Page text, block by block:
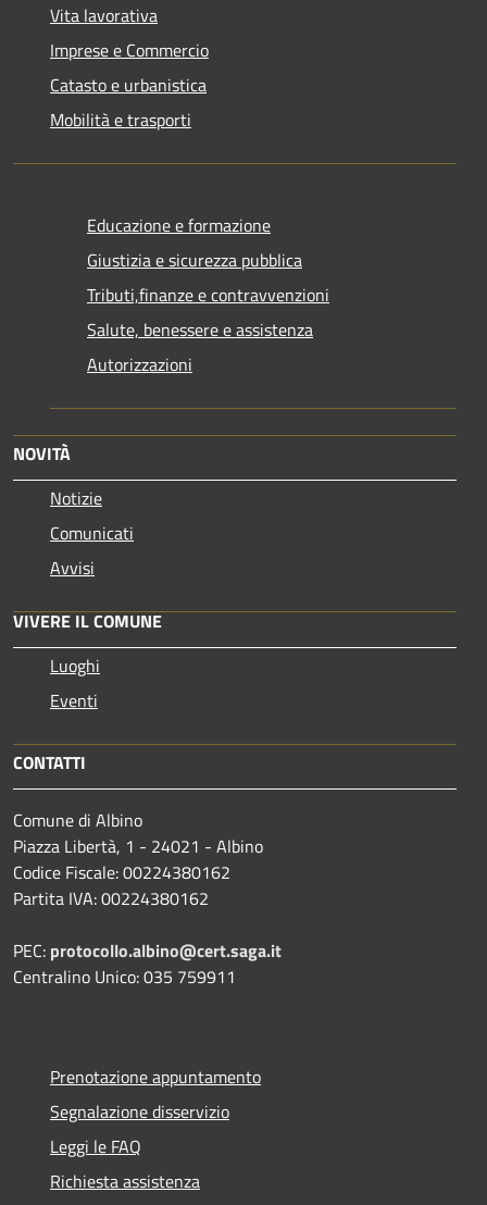
Vita lavorativa
Imprese e Commercio
Catasto e urbanistica
Mobilità e trasporti
Educazione e formazione
Giustizia e sicurezza pubblica
Tributi,finanze e contravvenzioni
Salute, benessere e assistenza
Autorizzazioni
NOVITÀ
Notizie
Comunicati
Avvisi
VIVERE IL COMUNE
Luoghi
Eventi
CONTATTI
Comune di Albino
Piazza Libertà, 1 - 24021 - Albino
Codice Fiscale: 00224380162
Partita IVA: 00224380162
PEC: protocollo.albino@cert.saga.it
Centralino Unico: 035 759911
Prenotazione appuntamento
Segnalazione disservizio
Leggi le FAQ
Richiesta assistenza